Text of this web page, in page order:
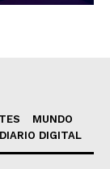
MUNDO
DIARIO DIGITAL